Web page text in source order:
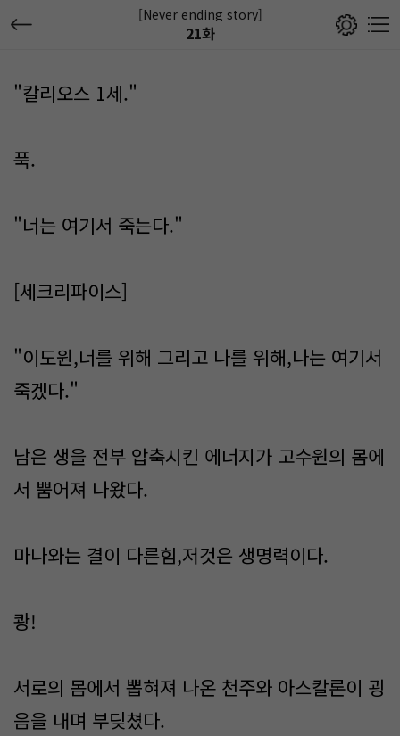
[Never ending story]
21화
"칼리오스 1세."
푹.
"너는 여기서 죽는다."
[세크리파이스]
"이도원,너를 위해 그리고 나를 위해,나는 여기서
죽겠다."
남은 생을 전부 압축시킨 에너지가 고수원의 몸에
서 뿜어져 나왔다.
마나와는 결이 다른힘,저것은 생명력이다.
쾅!
서로의 몸에서 뽑혀져 나온 천주와 아스칼론이 굉
음을 내며 부딪쳤다.